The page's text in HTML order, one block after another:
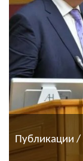
Публикации